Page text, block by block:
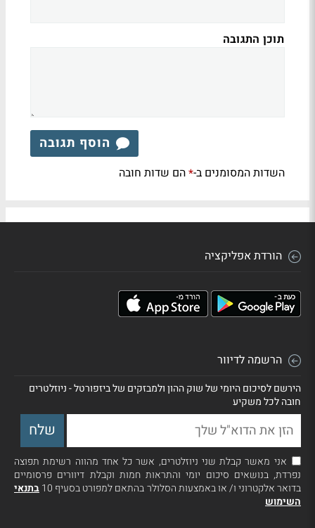
תוכן התגובה
הוסף תגובה
השדות המסומנים ב-*הם שדות חובה
הורדת אפליקציה
הרשמה לדיוור
הירשם לסיכום היומי של שוק ההון ולמבזקים של ביזפורטל - ניוזלטרים
חובה לכל משקיע
אני מאשר קבלת שני ניוזלטרים, אשר כל אחד מהווה רשימת תפוצה
נפרדת, בנושאים סיכום יומי והתראות חמות וקבלת דיוורים פרסומיים
בדואר אלקטרוני ו/ או באמצעות הסלולר בהתאם למפורט בסעיף 10
בתנאי
השימוש